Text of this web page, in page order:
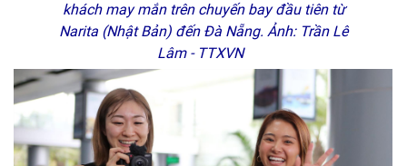
khách may mắn trên chuyến bay đầu tiên từ
Narita (Nhật Bản) đến Đà Nẵng. Ảnh: Trần Lê
Lâm - TTXVN